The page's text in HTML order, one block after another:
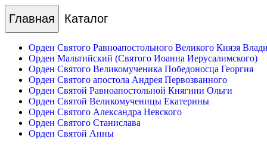
Главная Каталог
Орден Святого Равноапостольного Великого Князя
Орден Мальтийский (Святого Иоанна Иерусалимского)
Орден Святого Великомученика Победоносца Георгия
Орден Святого апостола Андрея Первозванного
Орден Святой Равноапостольной Княгини Ольги
Орден Святой Великомученицы Екатерины
Орден Святого Александра Невского
Орден Святого Станислава
Орден Святой Анны